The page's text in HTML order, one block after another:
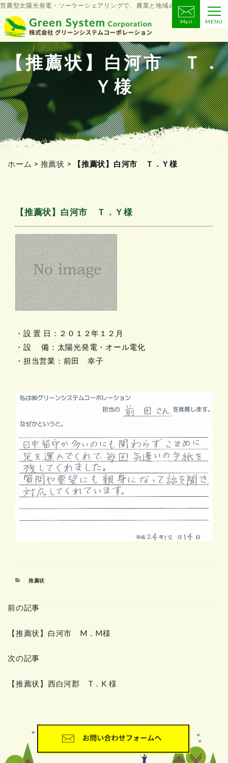
コ
ン
テ
ン
ツ
へ
ス
キ
ッ
プ
営農型太陽光発電・ソーラーシェアリングで、農業と地域の未来をつくる
Mail MENU
【推薦状】白河市 Ｔ．
Ｙ様
ホーム > 推薦状 > 【推薦状】白河市 Ｔ．Ｙ様
【推薦状】白河市 Ｔ．Ｙ様
・設 置 日：２０１２年１２月
・設 備：太陽光発電・オール電化
・担当営業：前田 幸子
カ
リ
推薦状
前の記事
【推薦状】白河市 M．M様
次の記事
【推薦状】西白河郡 T．K 様